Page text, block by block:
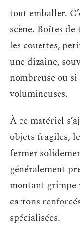
tout emballer.
scène. Boîtes
les couettes,
une dizaine,
nombreuse ou si
volumineuses.
À ce matériel
objets fragiles,
fermer
généralement
montant grimpe
cartons
spécialisées.